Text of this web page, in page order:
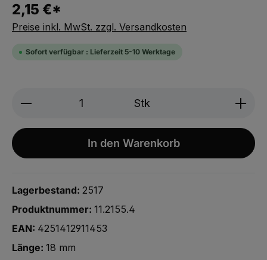
2,15 €*
Preise inkl. MwSt. zzgl. Versandkosten
Sofort verfügbar : Lieferzeit 5-10 Werktage
Produkt Anzahl: Gib den
Stk
In den Warenkorb
Lagerbestand: 2517
Produktnummer: 11.2155.4
EAN: 4251412911453
Länge: 18 mm